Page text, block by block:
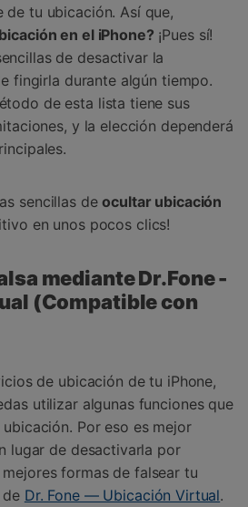
de tu ubicación. Así que,
en el iPhone? ¡Pues sí!
de desactivar la
fingirla durante algún tiempo.
de esta lista tiene sus
y la elección dependerá
sencillas deocultar ubicación
en unos pocos clics!
mediante Dr.Fone -
(Compatible con
de ubicación de tu iPhone,
utilizar algunas funciones que
Por eso es mejor
lugar de desactivarla por
formas de falsear tu
Dr. Fone — Ubicación Virtual.